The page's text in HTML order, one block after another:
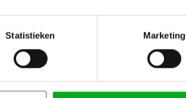
Statistieken Marketing